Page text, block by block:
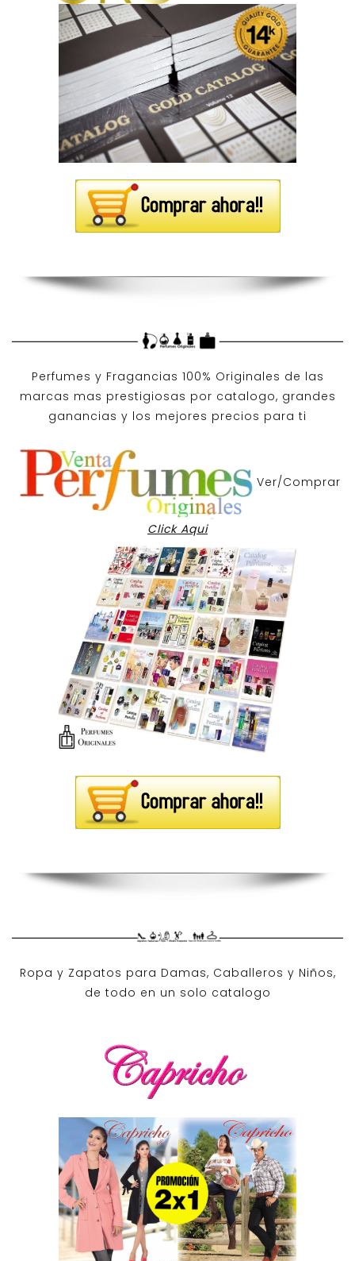
Perfumes y Fragancias 100% Originales de las
marcas mas prestigiosas por catalogo, grandes
ganancias y los mejores precios para ti
Ver/Comprar
Click Aqui
Ropa y Zapatos para Damas, Caballeros y Niños,
de todo en un solo catalogo